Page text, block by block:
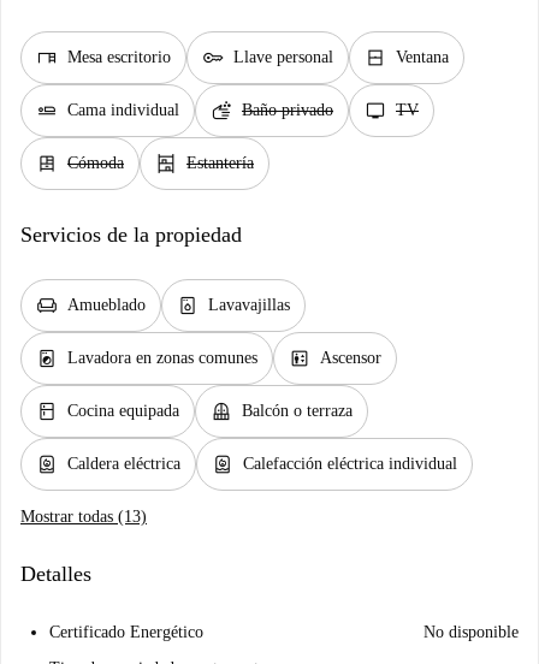
desk Mesa escritorio key Llave personal window_closed Ventana
airline_seat_flat Cama individual soap Baño privado tv TV
dresser Cómoda shelves Estantería
Servicios de la propiedad
chair Amueblado dishwasher_gen Lavavajillas
local_laundry_service Lavadora en zonas comunes elevator Ascensor
kitchen Cocina equipada balcony Balcón o terraza
water_heater Caldera eléctrica water_heater Calefacción eléctrica individual
Mostrar todas (13)
Detalles
Certificado Energético
No disponible